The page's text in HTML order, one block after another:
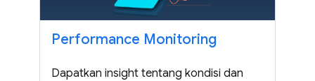
Performance Monitoring
Dapatkan insight tentang kondisi dan